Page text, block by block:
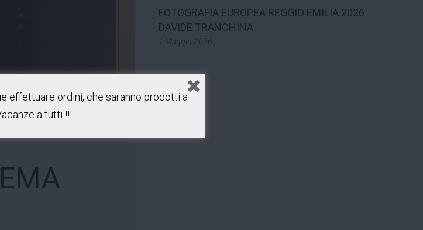
FOTOGRAFIA EUROPEA REGGIO EMILIA 2026
DAVIDE TRANCHINA
1 Maggio 2026
effettuare ordini, che saranno prodotti a
a tutti !!!